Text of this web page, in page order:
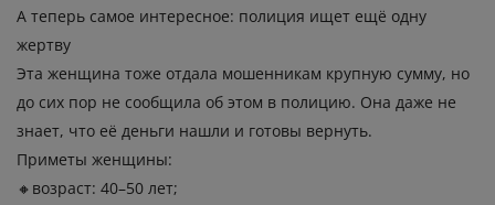
А теперь самое интересное: полиция ищет ещё одну
жертву
Эта женщина тоже отдала мошенникам крупную сумму, но
до сих пор не сообщила об этом в полицию. Она даже не
знает, что её деньги нашли и готовы вернуть.
Приметы женщины:
🔸возраст: 40–50 лет;